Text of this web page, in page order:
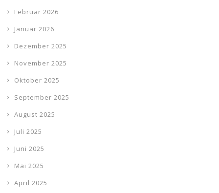
Februar 2026
Januar 2026
Dezember 2025
November 2025
Oktober 2025
September 2025
August 2025
Juli 2025
Juni 2025
Mai 2025
April 2025